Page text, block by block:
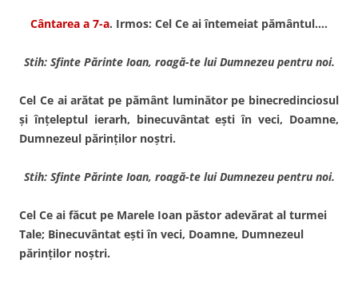
Cântarea a 7-a. Irmos: Cel Ce ai întemeiat pământul….
Stih: Sfinte Părinte Ioan, roagă-te lui Dumnezeu pentru noi.
Cel Ce ai arătat pe pământ luminător pe binecredinciosul
şi înţeleptul ierarh, binecuvântat eşti în veci, Doamne,
Dumnezeul părinţilor noştri.
Stih: Sfinte Părinte Ioan, roagă-te lui Dumnezeu pentru noi.
Cel Ce ai făcut pe Marele Ioan păstor adevărat al turmei
Tale; Binecuvântat eşti în veci, Doamne, Dumnezeul
părinţilor noştri.